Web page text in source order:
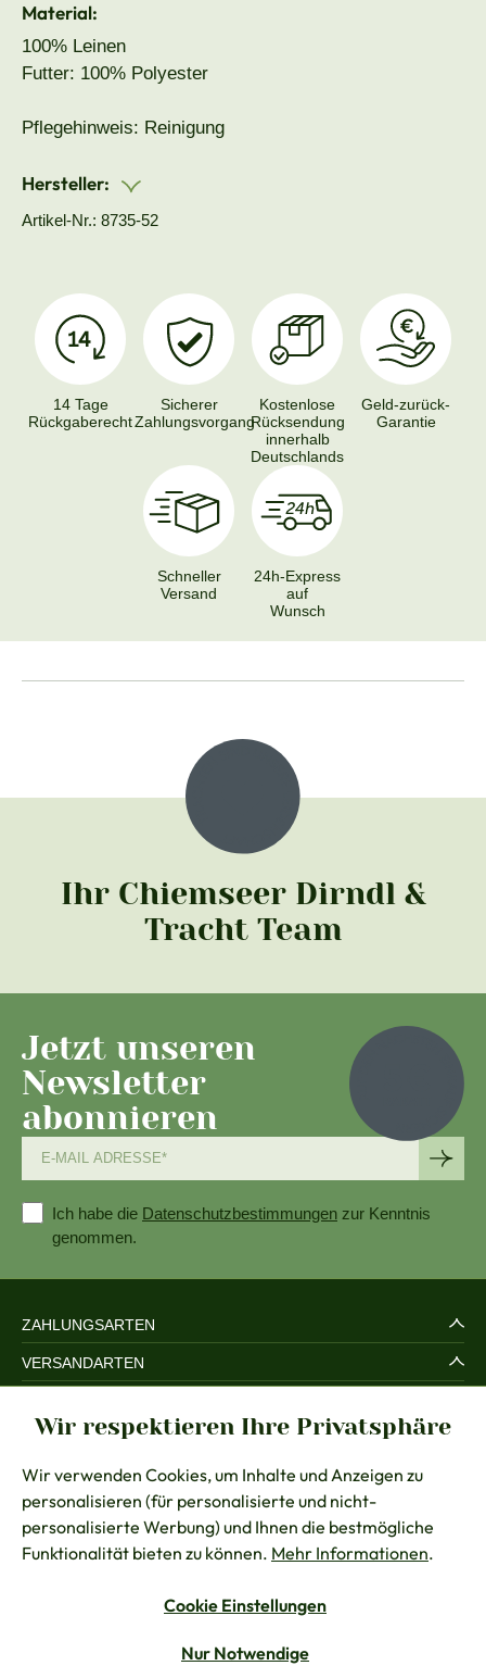
Material:
100% Leinen
Futter: 100% Polyester
Pflegehinweis: Reinigung
Hersteller:
Artikel-Nr.: 8735-52
14 Tage
Rückgaberecht
Sicherer
Zahlungsvorgang
Kostenlose
Rücksendung
innerhalb
Deutschlands
Geld-zurück-
Garantie
Schneller
Versand
24h-Express
auf
Wunsch
Ihr Chiemseer Dirndl &
Tracht Team
Jetzt unseren
Newsletter
abonnieren
Ich habe die Datenschutzbestimmungen zur Kenntnis
genommen.
ZAHLUNGSARTEN
VERSANDARTEN
RECHTLICHES
BERATUNG
KONTAKT
Vertrag widerrufen
Wir respektieren Ihre Privatsphäre
Wir verwenden Cookies, um Inhalte und Anzeigen zu
personalisieren (für personalisierte und nicht-
personalisierte Werbung) und Ihnen die bestmögliche
Funktionalität bieten zu können. Mehr Informationen.
Cookie Einstellungen
Nur Notwendige